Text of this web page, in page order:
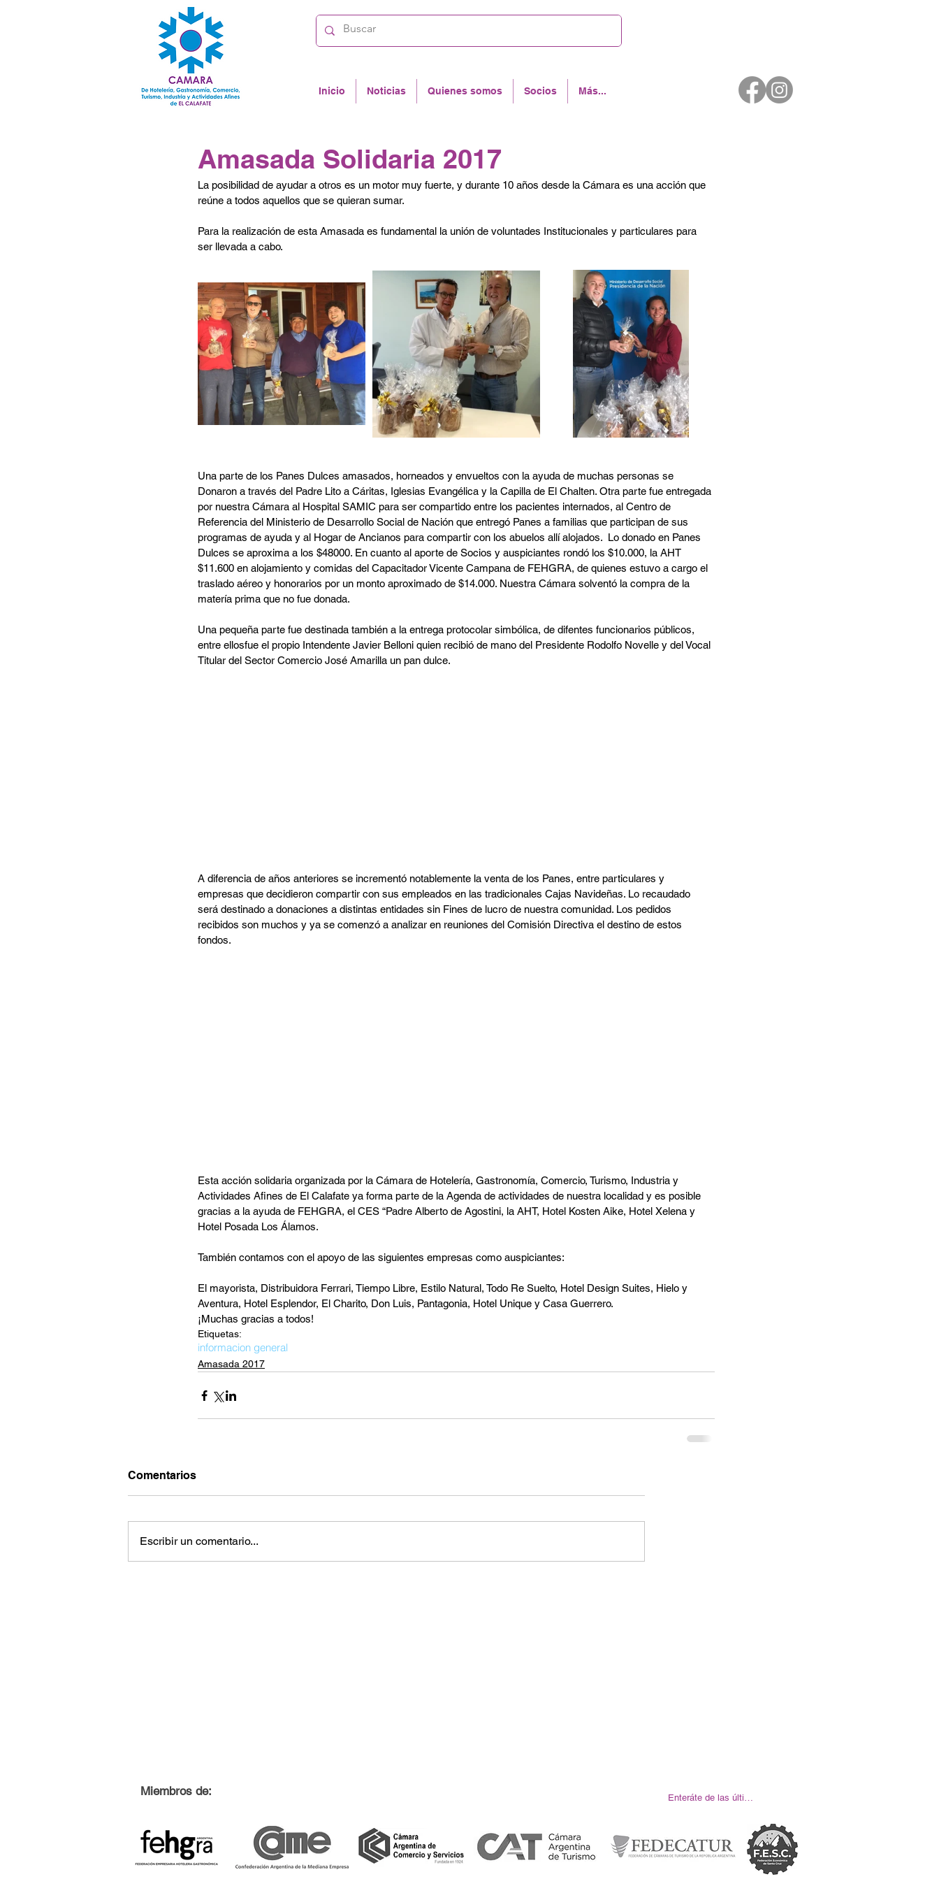
Inicio Noticias Quienes somos Socios Más...
Amasada Solidaria 2017
La posibilidad de ayudar a otros es un motor muy fuerte, y durante 10 años desde la Cámara es una acción que
reúne a todos aquellos que se quieran sumar.
Para la realización de esta Amasada es fundamental la unión de voluntades Institucionales y particulares para
ser llevada a cabo.
Una parte de los Panes Dulces amasados, horneados y envueltos con la ayuda de muchas personas se
Donaron a través del Padre Lito a Cáritas, Iglesias Evangélica y la Capilla de El Chalten. Otra parte fue entregada
por nuestra Cámara al Hospital SAMIC para ser compartido entre los pacientes internados, al Centro de
Referencia del Ministerio de Desarrollo Social de Nación que entregó Panes a familias que participan de sus
programas de ayuda y al Hogar de Ancianos para compartir con los abuelos allí alojados.  Lo donado en Panes
Dulces se aproxima a los $48000. En cuanto al aporte de Socios y auspiciantes rondó los $10.000, la AHT
$11.600 en alojamiento y comidas del Capacitador Vicente Campana de FEHGRA, de quienes estuvo a cargo el
traslado aéreo y honorarios por un monto aproximado de $14.000. Nuestra Cámara solventó la compra de la
matería prima que no fue donada.
Una pequeña parte fue destinada también a la entrega protocolar simbólica, de difentes funcionarios públicos,
entre ellosfue el propio Intendente Javier Belloni quien recibió de mano del Presidente Rodolfo Novelle y del Vocal
Titular del Sector Comercio José Amarilla un pan dulce.
A diferencia de años anteriores se incrementó notablemente la venta de los Panes, entre particulares y
empresas que decidieron compartir con sus empleados en las tradicionales Cajas Navideñas. Lo recaudado
será destinado a donaciones a distintas entidades sin Fines de lucro de nuestra comunidad. Los pedidos
recibidos son muchos y ya se comenzó a analizar en reuniones del Comisión Directiva el destino de estos
fondos.
Esta acción solidaria organizada por la Cámara de Hotelería, Gastronomía, Comercio, Turismo, Industria y
Actividades Afines de El Calafate ya forma parte de la Agenda de actividades de nuestra localidad y es posible
gracias a la ayuda de FEHGRA, el CES “Padre Alberto de Agostini, la AHT, Hotel Kosten Aike, Hotel Xelena y
Hotel Posada Los Álamos.
También contamos con el apoyo de las siguientes empresas como auspiciantes:
El mayorista, Distribuidora Ferrari, Tiempo Libre, Estilo Natural, Todo Re Suelto, Hotel Design Suites, Hielo y
Aventura, Hotel Esplendor, El Charito, Don Luis, Pantagonia, Hotel Unique y Casa Guerrero.
¡Muchas gracias a todos!
Etiquetas:
informacion general
Amasada 2017
Comentarios
Escribir un comentario...
Miembros de: Enteráte de las últimas noticias